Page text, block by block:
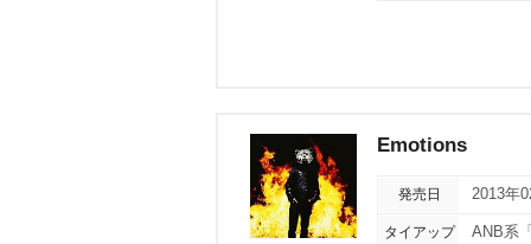
Emotions
発売日 2013年
タイアップ ANB系